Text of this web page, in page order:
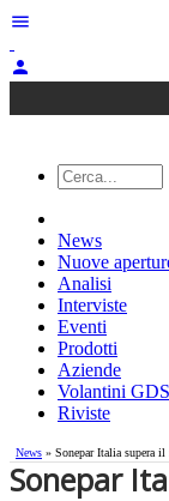
menu
person
News
Nuove
Analisi
Interviste
Eventi
Prodotti
Aziende
Volantini GDS
Riviste
News » Sonepar Italia supera
Sonepar